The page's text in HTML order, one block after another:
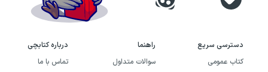
گابریل زوین در این رمان، شخصیت اصلی را در
دسترسی سریع
کتاب عمومی
راهنما
سوالات متداول
درباره کتابچی
تماس با ما